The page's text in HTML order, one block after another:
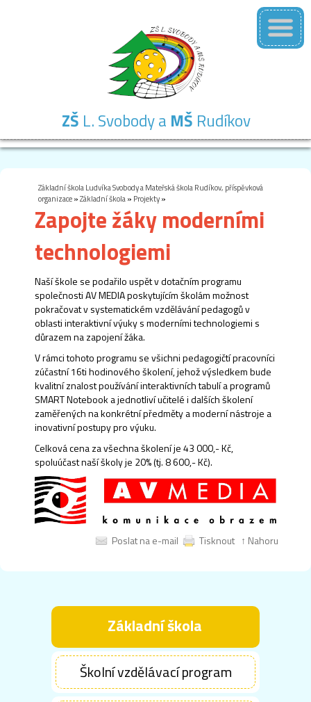
ZŠ L. Svobody a MŠ Rudíkov
Základní škola Ludvíka Svobody a Mateřská škola Rudíkov, příspěvková
organizace»Základní škola» Projekty»
Zapojte žáky moderními
technologiemi
Naší škole se podařilo uspět v dotačním programu
společnosti AV MEDIA poskytujícím školám možnost
pokračovat v systematickém vzdělávání pedagogů v
oblasti interaktivní výuky s moderními technologiemi s
důrazem na zapojení žáka.
V rámci tohoto programu se všichni pedagogičtí pracovníci
zúčastní 16ti hodinového školení, jehož výsledkem bude
kvalitní znalost používání interaktivních tabulí a programů
SMART Notebook a jednotliví učitelé i dalších školení
zaměřených na konkrétní předměty a moderní nástroje a
inovativní postupy pro výuku.
Celková cena za všechna školení je 43 000,- Kč,
spoluúčast naší školy je 20% (tj. 8 600,- Kč).
Poslat na e-mail Tisknout ↑ Nahoru
Základní škola
Školní vzdělávací program